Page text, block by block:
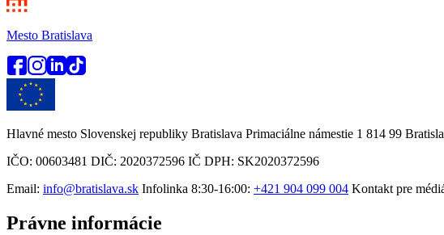
Mesto Bratislava
Hlavné mesto Slovenskej republiky Bratislava Primaciálne námestie 1 814 99
IČO: 00603481 DIČ: 2020372596 IČ DPH: SK2020372596
Email: info@bratislava.sk Infolinka 8:30-16:00: +421 904 099 004 Kontakt pre
Právne informácie